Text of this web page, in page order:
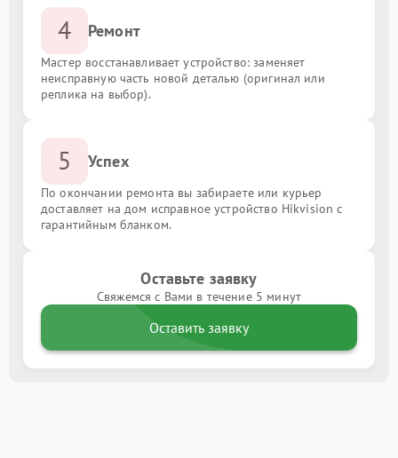
4 Ремонт
Мастер восстанавливает устройство: заменяет
неисправную часть новой деталью (оригинал или
реплика на выбор).
5 Успех
По окончании ремонта вы забираете или курьер
доставляет на дом исправное устройство Hikvision с
гарантийным бланком.
Оставьте заявку
Свяжемся с Вами в течение 5 минут
Оставить заявку